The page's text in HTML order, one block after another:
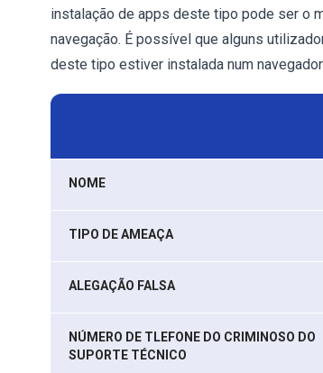
instalação de apps deste tipo pode ser o
navegação. É possível que alguns
deste tipo estiver instalada num
NOME
TIPO DE AMEAÇA
ALEGAÇÃO FALSA
NÚMERO DE TLEFONE DO CRIMINOSO DO
SUPORTE TÉCNICO